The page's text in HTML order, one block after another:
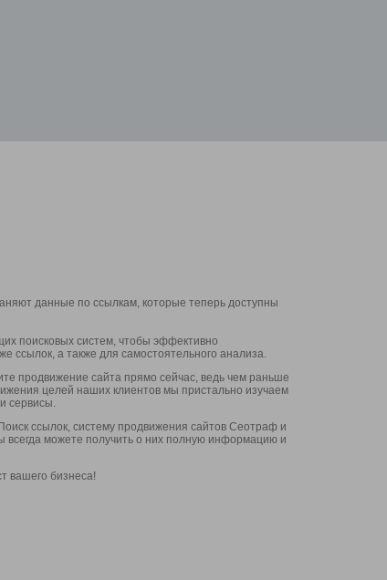
данные по ссылкам, которые теперь доступны
поисковых систем, чтобы эффективно
ссылок, а также для самостоятельного анализа.
продвижение сайта прямо сейчас, ведь чем раньше
целей наших клиентов мы пристально изучаем
сервисы.
ссылок, систему продвижения сайтов Сеотраф и
всегда можете получить о них полную информацию и
вашего бизнеса!